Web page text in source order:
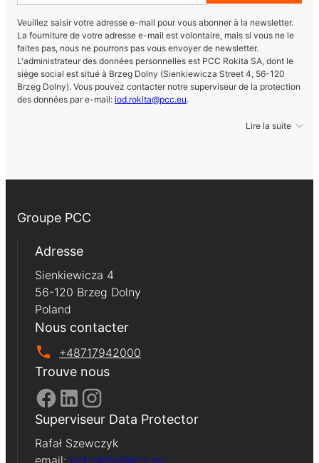
Veuillez saisir votre adresse e-mail pour vous abonner à la newsletter.
La fourniture de votre adresse e-mail est volontaire, mais si vous ne le
faites pas, nous ne pourrons pas vous envoyer de newsletter.
L'administrateur des données personnelles est PCC Rokita SA, dont le
siège social est situé à Brzeg Dolny (Sienkiewicza Street 4, 56-120
Brzeg Dolny). Vous pouvez contacter notre superviseur de la protection
des données par e-mail: iod.rokita@pcc.eu.
Lire la suite
Groupe PCC
Adresse
Sienkiewicza 4
56-120 Brzeg Dolny
Poland
Nous contacter
+48717942000
Trouve nous
Superviseur Data Protector
Rafał Szewczyk